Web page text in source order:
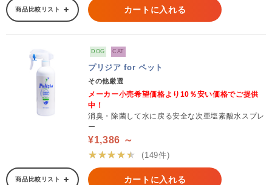
商品比較リスト カートに入れる
DOG CAT
プリジア for ペット
その他厳選
メーカー小売希望価格より10％安い価格でご提供
中！
消臭・除菌して水に戻る安全な次亜塩素酸水スプレ
ー
¥1,386 ～
★★★★★
(149件)
商品比較リスト カートに入れる